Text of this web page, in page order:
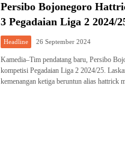
Persibo Bojonegoro
3 Pegadaian Liga 2 2024/
Headline 26 September 2024
Kamedia–Tim pendatang baru, Persibo
kompetisi Pegadaian Liga 2 2024/25.
kemenangan ketiga beruntun alias hattrick